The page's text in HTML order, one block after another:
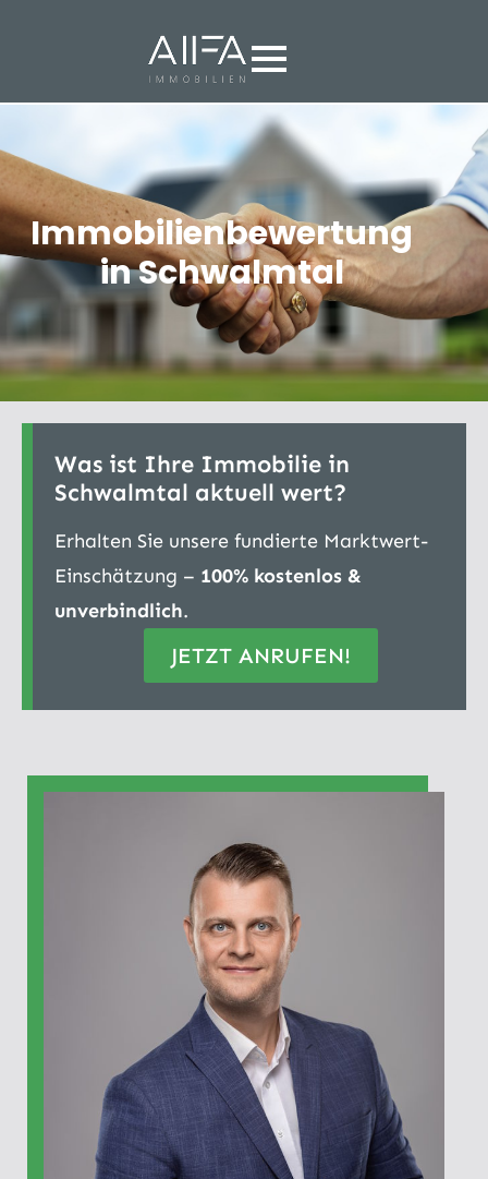
Immobilienbewertung
in Schwalmtal
Was ist Ihre Immobilie in
Schwalmtal aktuell wert?
Erhalten Sie unsere fundierte Marktwert-
Einschätzung – 100% kostenlos &
unverbindlich.
JETZT ANRUFEN!